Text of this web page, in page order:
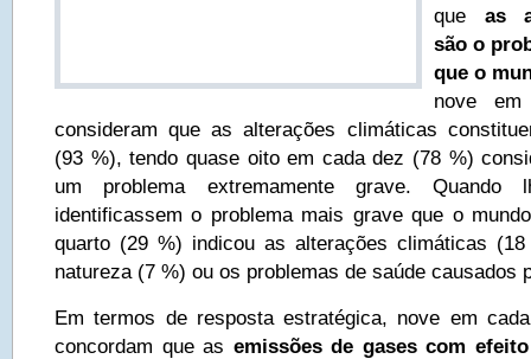
que as
são o
que o
nove
consideram que as alterações climáticas
(93 %), tendo quase oito em cada dez (78 %)
um problema extremamente grave.
identificassem o problema mais grave que o
quarto (29 %) indicou as alterações climáticas
natureza (7 %) ou os problemas de saúde causados
Em termos de resposta estratégica, nove em
concordam que as emissões de gases com